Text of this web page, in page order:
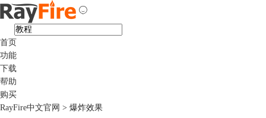
首页
功能
下载
帮助
购买
RayFire中文官网 > 爆炸效果